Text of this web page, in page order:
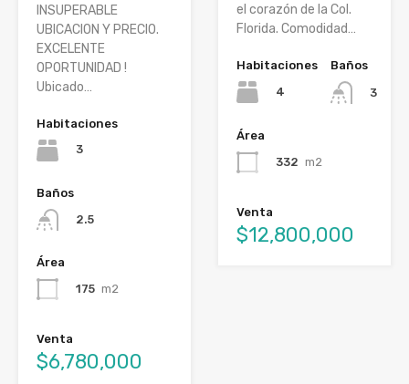
INSUPERABLE
UBICACION Y PRECIO.
EXCELENTE
OPORTUNIDAD !
Ubicado…
Habitaciones
3
Baños
2.5
Área
175 m2
Venta
$6,780,000
el corazón de la Col.
Florida. Comodidad…
Habitaciones
4
Baños
3
Área
332 m2
Venta
$12,800,000